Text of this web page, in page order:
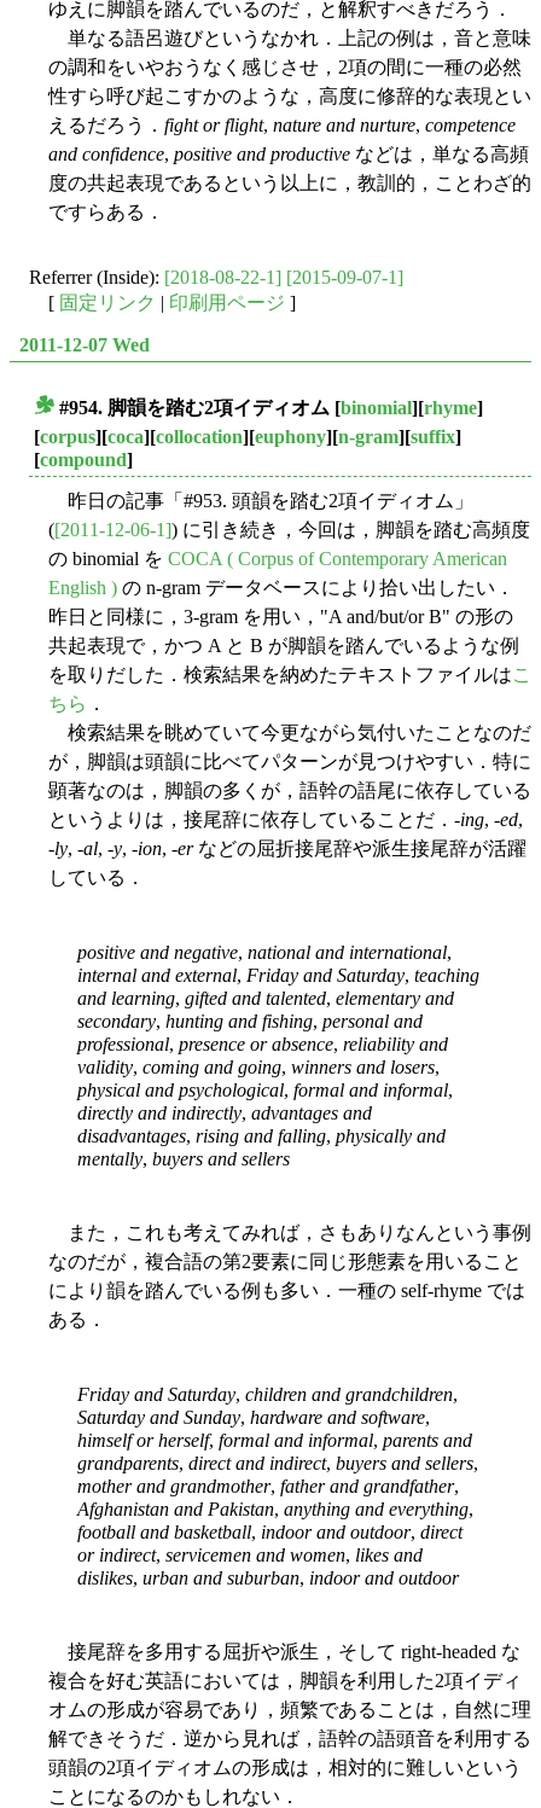
ゆえに脚韻を踏んでいるのだ，と解釈すべきだろう．
単なる語呂遊びというなかれ．上記の例は，音と意味
の調和をいやおうなく感じさせ，2項の間に一種の必然
性すら呼び起こすかのような，高度に修辞的な表現とい
えるだろう． fight or flight, nature and nurture, competence
and confidence, positive and productive などは，単なる高頻
度の共起表現であるという以上に，教訓的，ことわざ的
ですらある．
Referrer (Inside): [2018-08-22-1] [2015-09-07-1]
[ 固定リンク 印刷用ページ ]
2011-12-07 Wed
#954. 脚韻を踏む2項イディオム [binomial][rhyme]
[corpus][coca][collocation][euphony][n-gram][suffix]
[compound]
昨日の記事「#953. 頭韻を踏む2項イディオム」
([2011-12-06-1]) に引き続き，今回は，脚韻を踏む高頻度
の binomial を COCA ( Corpus of Contemporary American
English ) の n-gram データベースにより拾い出したい．
昨日と同様に，3-gram を用い，"A and/but/or B" の形の
共起表現で，かつ A と B が脚韻を踏んでいるような例
を取りだした．検索結果を納めたテキストファイルはこ
ちら ．
検索結果を眺めていて今更ながら気付いたことなのだ
が，脚韻は頭韻に比べてパターンが見つけやすい．特に
顕著なのは，脚韻の多くが，語幹の語尾に依存している
というよりは，接尾辞に依存していることだ．-ing, -ed,
-ly, -al, -y, -ion, -erなどの屈折接尾辞や派生接尾辞が活躍
している．
positive and negative, national and international,
internal and external, Friday and Saturday, teaching
and learning, gifted and talented, elementary and
secondary, hunting and fishing, personal and
professional, presence or absence, reliability and
validity, coming and going, winners and losers,
physical and psychological, formal and informal,
directly and indirectly, advantages and
disadvantages, rising and falling, physically and
mentally, buyers and sellers
また，これも考えてみれば，さもありなんという事例
なのだが，複合語の第2要素に同じ形態素を用いること
により韻を踏んでいる例も多い．一種の self-rhyme では
ある．
Friday and Saturday, children and grandchildren,
Saturday and Sunday, hardware and software,
himself or herself, formal and informal, parents and
grandparents, direct and indirect, buyers and sellers,
mother and grandmother, father and grandfather,
Afghanistan and Pakistan, anything and everything,
football and basketball, indoor and outdoor, direct
or indirect, servicemen and women, likes and
dislikes, urban and suburban, indoor and outdoor
接尾辞を多用する屈折や派生，そして right-headed な
複合を好む英語においては，脚韻を利用した2項イディ
オムの形成が容易であり，頻繁であることは，自然に理
解できそうだ．逆から見れば，語幹の語頭音を利用する
頭韻の2項イディオムの形成は，相対的に難しいという
ことになるのかもしれない．